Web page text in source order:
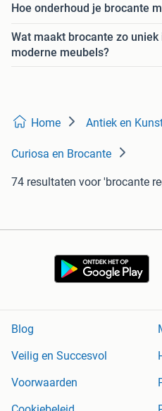
Hoe onderhoud je brocante
Wat maakt brocante zo
moderne meubels?
Home Antiek en
Curiosa en Brocante
74 resultaten voor 'brocante
Blog
Veilig en Succesvol
Voorwaarden